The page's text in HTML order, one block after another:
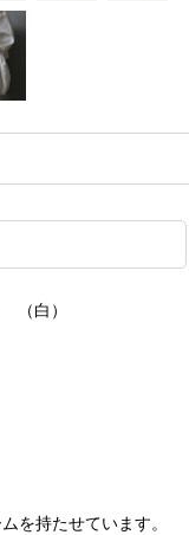
（白）
を持たせています。